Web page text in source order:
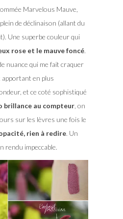
Marvelous Mauve,
de déclinaison (allant du
Une superbe couleur qui
rose et le mauve foncé.
nuance qui me fait craquer
apportant en plus
et ce coté sophistiqué
brillance au compteur, on
sur les lèvres une fois le
rien à redire. Un
rendu impeccable.